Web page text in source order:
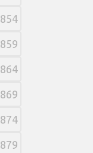
854
859
864
869
874
879